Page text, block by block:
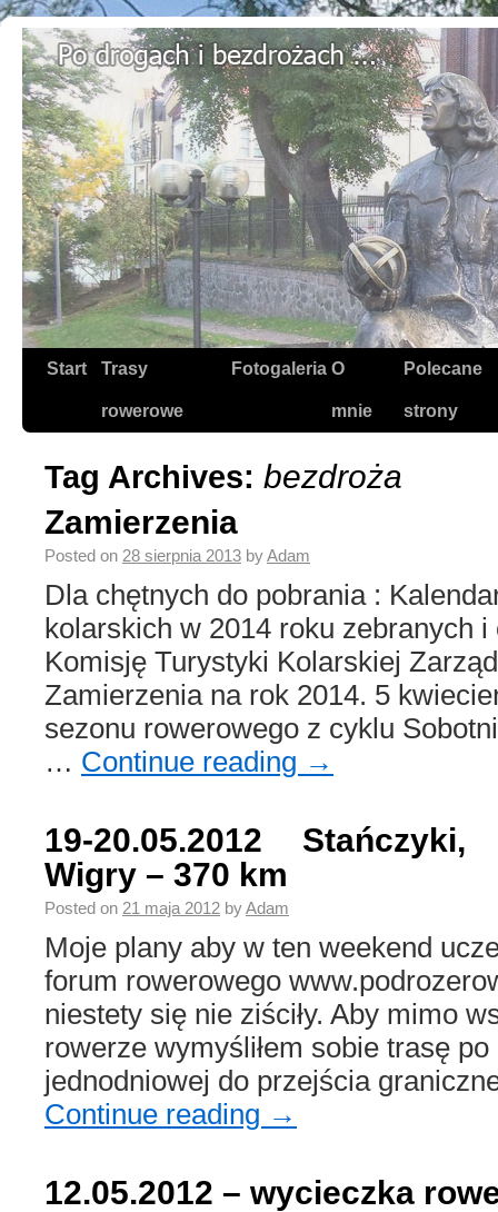
Start Trasy
rowerowe
Fotogaleria O
mnie
Polecane
strony
Tag Archives: bezdroża
Zamierzenia
Posted on 28 sierpnia 2013 byAdam
Dla chętnych do pobrania :
kolarskich w 2014 roku zebranych
Komisję Turystyki Kolarskiej
Zamierzenia na rok 2014. 5
sezonu rowerowego z cyklu
… Continue reading →
19-20.05.2012
Wigry – 370 km
Posted on 21 maja 2012 byAdam
Moje plany aby w ten weekend
forum rowerowego
niestety się nie ziściły. Aby mimo
rowerze wymyśliłem sobie trasę
jednodniowej do przejścia
Continue reading →
12.05.2012 – wycieczka